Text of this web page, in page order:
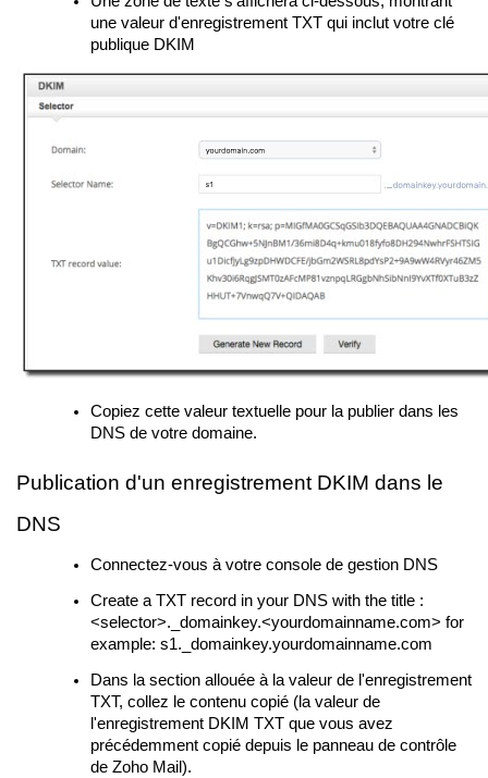
une valeur d'enregistrement TXT qui inclut votre clé
publique DKIM
Copiez cette valeur textuelle pour la publier dans les
DNS de votre domaine.
Publication d'un enregistrement DKIM dans le
DNS
Connectez-vous à votre console de gestion DNS
Create a TXT record in your DNS with the title :
<selector>._domainkey.<yourdomainname.com> for
example: s1._domainkey.yourdomainname.com
Dans la section allouée à la valeur de l'enregistrement
TXT, collez le contenu copié (la valeur de
l'enregistrement DKIM TXT que vous avez
précédemment copié depuis le panneau de contrôle
de Zoho Mail).